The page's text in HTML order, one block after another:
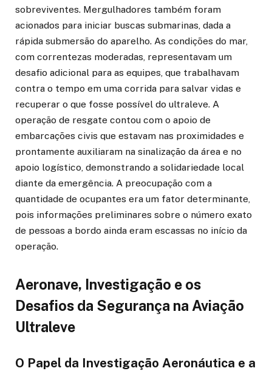
sobreviventes. Mergulhadores também foram
acionados para iniciar buscas submarinas, dada a
rápida submersão do aparelho. As condições do mar,
com correntezas moderadas, representavam um
desafio adicional para as equipes, que trabalhavam
contra o tempo em uma corrida para salvar vidas e
recuperar o que fosse possível do ultraleve. A
operação de resgate contou com o apoio de
embarcações civis que estavam nas proximidades e
prontamente auxiliaram na sinalização da área e no
apoio logístico, demonstrando a solidariedade local
diante da emergência. A preocupação com a
quantidade de ocupantes era um fator determinante,
pois informações preliminares sobre o número exato
de pessoas a bordo ainda eram escassas no início da
operação.
Aeronave, Investigação e os
Desafios da Segurança na Aviação
Ultraleve
O Papel da Investigação Aeronáutica e a